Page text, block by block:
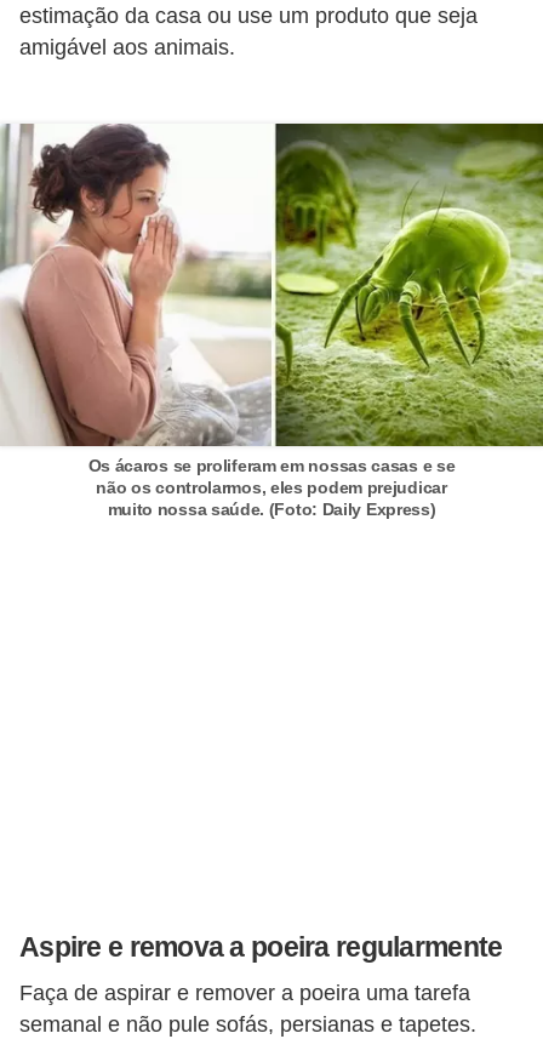
estimação da casa ou use um produto que seja
amigável aos animais.
Os ácaros se proliferam em nossas casas e se
não os controlarmos, eles podem prejudicar
muito nossa saúde. (Foto: Daily Express)
Aspire e remova a poeira regularmente
Faça de aspirar e remover a poeira uma tarefa
semanal e não pule sofás, persianas e tapetes.
n
d
m
í
n
i
s